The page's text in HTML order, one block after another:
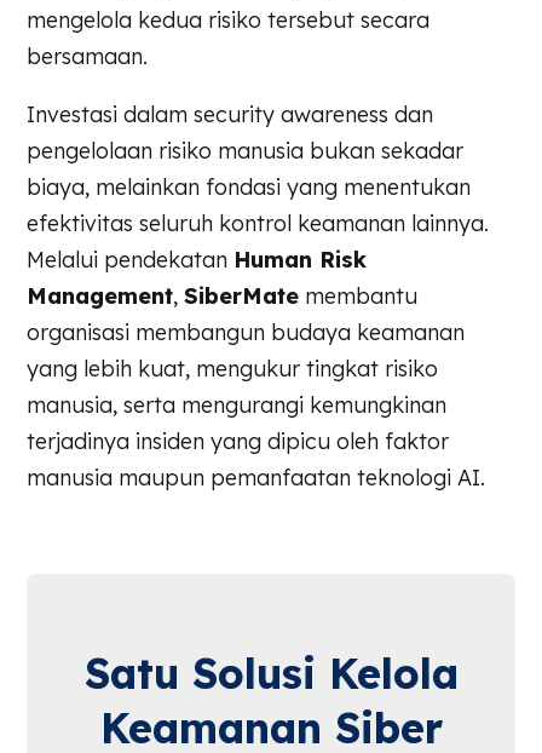
mengelola kedua risiko tersebut secara
bersamaan.
Investasi dalam security awareness dan
pengelolaan risiko manusia bukan sekadar
biaya, melainkan fondasi yang menentukan
efektivitas seluruh kontrol keamanan lainnya.
Melalui pendekatan Human Risk
Management,SiberMate membantu
organisasi membangun budaya keamanan
yang lebih kuat, mengukur tingkat risiko
manusia, serta mengurangi kemungkinan
terjadinya insiden yang dipicu oleh faktor
manusia maupun pemanfaatan teknologi AI.
Satu Solusi Kelola
Keamanan Siber